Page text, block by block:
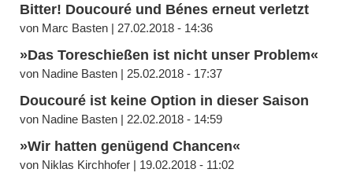
Bitter! Doucouré und Bénes erneut verletzt
von Marc Basten | 27.02.2018 - 14:36
»Das Toreschießen ist nicht unser Problem«
von Nadine Basten | 25.02.2018 - 17:37
Doucouré ist keine Option in dieser Saison
von Nadine Basten | 22.02.2018 - 14:59
»Wir hatten genügend Chancen«
von Niklas Kirchhofer | 19.02.2018 - 11:02